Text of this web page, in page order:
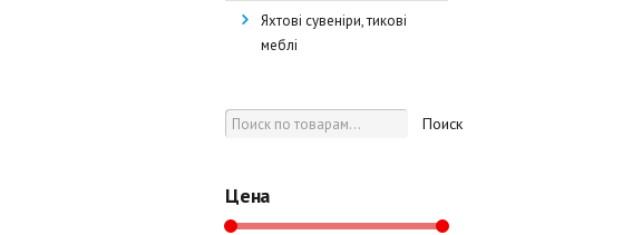
Яхтові сувеніри, тикові
меблі
Поиск
Цена